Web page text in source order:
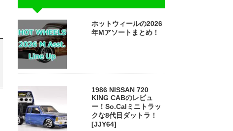
ホットウィールの2026
年Mアソートまとめ！
1986 NISSAN 720
KING CABのレビュ
ー！So.Calミニトラッ
クな8代目ダットラ！
[JJY64]